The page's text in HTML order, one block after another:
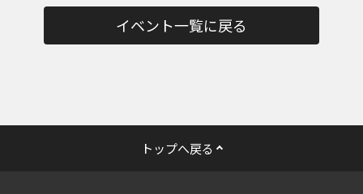
イベント一覧に戻る
トップへ戻る